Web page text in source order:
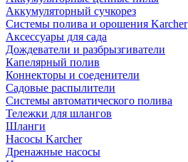
Аккумуляторный сучкорез
Системы полива и орошения Karcher
Аксессуары для сада
Дождеватели и разбрызгиватели
Капелярный полив
Коннекторы и соеденители
Садовые распылители
Системы автоматического полива
Тележки для шлангов
Шланги
Насосы Karcher
Дренажные насосы